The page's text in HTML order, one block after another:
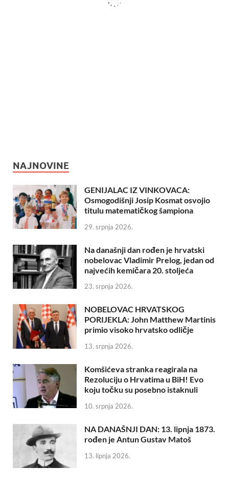
NAJNOVINE
GENIJALAC IZ VINKOVACA:
Osmogodišnji Josip Kosmat osvojio
titulu matematičkog šampiona
29. srpnja 2026.
Na današnji dan rođen je hrvatski
nobelovac Vladimir Prelog, jedan od
najvećih kemičara 20. stoljeća
23. srpnja 2026.
NOBELOVAC HRVATSKOG
PORIJEKLA: John Matthew Martinis
primio visoko hrvatsko odličje
13. srpnja 2026.
Komšićeva stranka reagirala na
Rezoluciju o Hrvatima u BiH! Evo
koju točku su posebno istaknuli
10. srpnja 2026.
NA DANAŠNJI DAN: 13. lipnja 1873.
rođen je Antun Gustav Matoš
13. lipnja 2026.